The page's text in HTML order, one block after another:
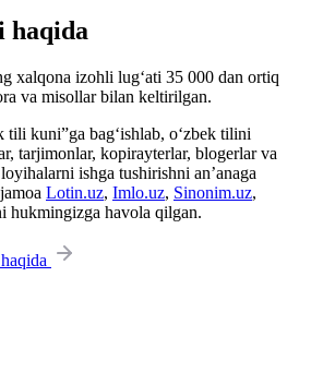
haqida
xalqona izohli lug‘ati 35 000 dan ortiq
va misollar bilan keltirilgan.
tili kuni”ga bag‘ishlab, o‘zbek tilini
tarjimonlar, kopirayterlar, blogerlar va
ishga tushirishni an’anaga
Lotin.uz, Imlo.uz, Sinonim.uz,
hukmingizga havola qilgan.